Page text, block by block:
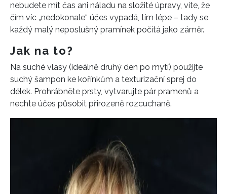
nebudete mít čas ani náladu na složité úpravy, víte, že
čím víc „nedokonale“ účes vypadá, tím lépe – tady se
každý malý neposlušný pramínek počítá jako záměr.
Jak na to?
Na suché vlasy (ideálně druhý den po mytí) použijte
suchý šampon ke kořínkům a texturizační sprej do
délek. Prohrábněte prsty, vytvarujte pár pramenů a
nechte účes působit přirozeně rozcuchaně.